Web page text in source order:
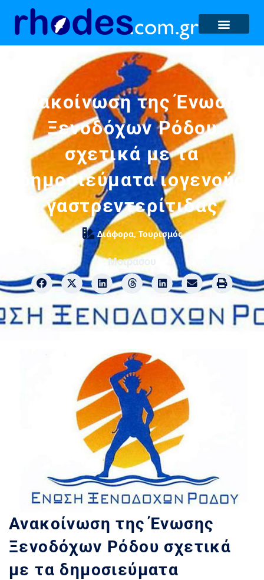
Ανακοίνωση της Ένωσης
Ξενοδόχων Ρόδου
σχετικά με τα
δημοσιεύματα ιογενούς
γαστρεντερίτιδας
Διάφορα, Τουρισμός
Μοιράσου
Ανακοίνωση της Ένωσης
Ξενοδόχων Ρόδου σχετικά
με τα δημοσιεύματα